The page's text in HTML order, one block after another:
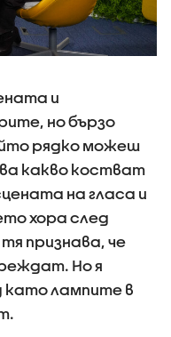
и
но бързо
рядко можеш
какво костват
на гласа и
хора след
признава, че
Но я
като лампите в